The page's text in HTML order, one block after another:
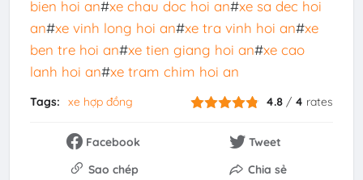
bien hoi an#xe chau doc hoi an#xe sa dec hoi
an#xe vinh long hoi an#xe tra vinh hoi an#xe
ben tre hoi an#xe tien giang hoi an#xe cao
lanh hoi an#xe tram chim hoi an
Tags: xe hợp đồng 4.8 / 4 rates
Facebook
Tweet
Sao chép
Chia sẻ